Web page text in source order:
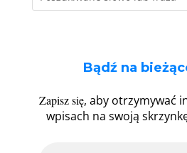
Bądź na
Zapisz się, aby otrzymywać
wpisach na swoją